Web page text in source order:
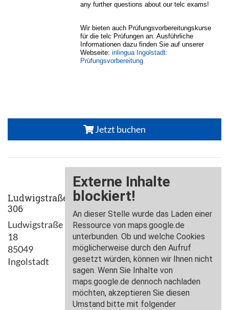
any further questions about our telc exams!
Wir bieten auch Prüfungsvorbereitungskurse
für die telc Prüfungen an. Ausführliche
Informationen dazu finden Sie auf unserer
Webseite: inlingua Ingolstadt:
Prüfungsvorbereitung
Jetzt buchen
Ludwigstraße
306
Ludwigstraße
18
85049
Ingolstadt